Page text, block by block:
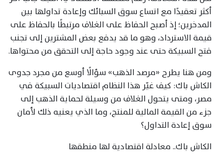
أكثر تعقيدًا مع اتساع سوق السبائك وإعادة تداولها بين
المدخرين؛ إذ أصبح الحفاظ على الغلاف مرتبطًا بالحفاظ على
قيمة الاسترداد، وهو ما قد يدفع بعض المشترين إلى تجنب
فتح السبيكة حتى عند وجود حاجة إلى التحقق من محتواها.
ومن هنا يطرح «مرصد الذهب» سؤالًا أوسع من مجرد جدوى
الكاش باك: كيف غيّر هذا النظام اقتصاديات السبيكة في
مصر، ومتى يتحول الغلاف من وسيلة لحماية الذهب إلى
جزء من القيمة المالية للمنتج، وما الذي يعنيه ذلك لأمان
سوق إعادة التداول؟
الكاش باك.. معادلة اقتصادية لها منطقها